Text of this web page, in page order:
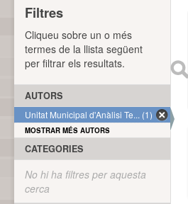
Filtres
Cliqueu sobre un o més
termes de la llista següent
per filtrar els resultats.
AUTORS
Unitat Municipal d'Anàlisi Te... (1)
MOSTRAR MÉS AUTORS
CATEGORIES
No hi ha filtres per aquesta
cerca